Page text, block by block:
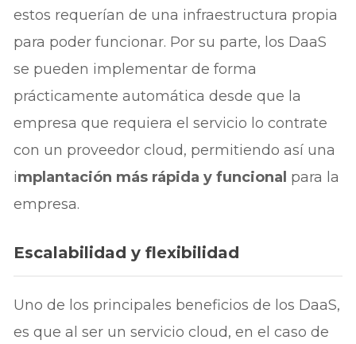
estos requerían de una infraestructura propia
para poder funcionar. Por su parte, los DaaS
se pueden implementar de forma
prácticamente automática desde que la
empresa que requiera el servicio lo contrate
con un proveedor cloud, permitiendo así una
implantación más rápida y funcional para la
empresa.
Escalabilidad y flexibilidad
Uno de los principales beneficios de los DaaS,
es que al ser un servicio cloud, en el caso de